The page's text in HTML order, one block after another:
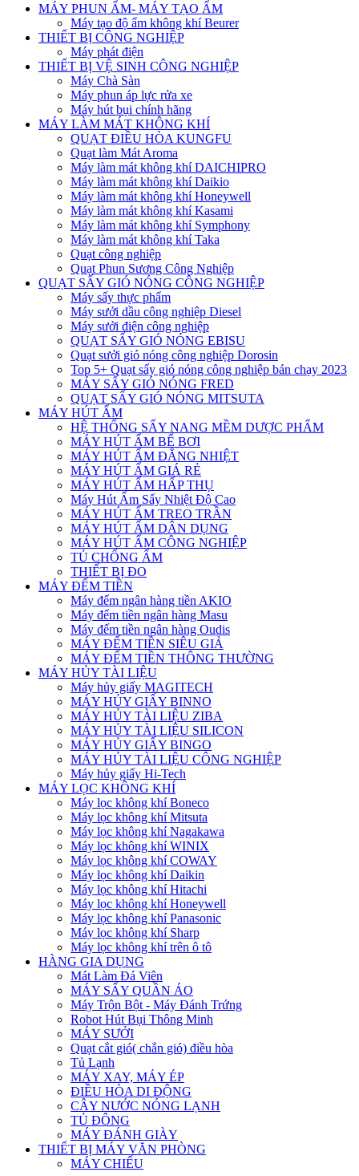
MÁY PHUN ẨM- MÁY TẠO ẨM
Máy tạo độ ẩm không khí Beurer
THIẾT BỊ CÔNG NGHIỆP
Máy phát điện
THIẾT BỊ VỆ SINH CÔNG NGHIỆP
Máy Chà Sàn
Máy phun áp lực rửa xe
Máy hút bụi chính hãng
MÁY LÀM MÁT KHÔNG KHÍ
QUẠT ĐIỀU HÒA KUNGFU
Quạt làm Mát Aroma
Máy làm mát không khí DAICHIPRO
Máy làm mát không khí Daikio
Máy làm mát không khí Honeywell
Máy làm mát không khí Kasami
Máy làm mát không khí Symphony
Máy làm mát không khí Taka
Quạt công nghiệp
Quạt Phun Sương Công Nghiệp
QUẠT SẤY GIÓ NÓNG CÔNG NGHIỆP
Máy sấy thực phẩm
Máy sưởi dầu công nghiệp Diesel
Máy sưởi điện công nghiệp
QUẠT SẤY GIÓ NÓNG EBISU
Quạt sưởi gió nóng công nghiệp Dorosin
Top 5+ Quạt sấy gió nóng công nghiệp bán chạy 2023
MÁY SẤY GIÓ NÓNG FRED
QUẠT SẤY GIÓ NÓNG MITSUTA
MÁY HÚT ẨM
HỆ THỐNG SẤY NANG MỀM DƯỢC PHẨM
MÁY HÚT ẨM BỂ BƠI
MÁY HÚT ẨM ĐẲNG NHIỆT
MÁY HÚT ẨM GIÁ RẺ
MÁY HÚT ẨM HẤP THỤ
Máy Hút Ẩm Sấy Nhiệt Độ Cao
MÁY HÚT ẨM TREO TRẦN
MÁY HÚT ẨM DÂN DỤNG
MÁY HÚT ẨM CÔNG NGHIỆP
TỦ CHỐNG ẨM
THIẾT BỊ ĐO
MÁY ĐẾM TIỀN
Máy đếm ngân hàng tiền AKIO
Máy đếm tiền ngân hàng Masu
Máy đếm tiền ngân hàng Oudis
MÁY ĐẾM TIỀN SIÊU GIẢ
MÁY ĐẾM TIỀN THÔNG THƯỜNG
MÁY HỦY TÀI LIỆU
Máy hủy giấy MAGITECH
MÁY HỦY GIẤY BINNO
MÁY HỦY TÀI LIỆU ZIBA
MÁY HỦY TÀI LIỆU SILICON
MÁY HỦY GIẤY BINGO
MÁY HỦY TÀI LIỆU CÔNG NGHIỆP
Máy hủy giấy Hi-Tech
MÁY LỌC KHÔNG KHÍ
Máy lọc không khí Boneco
Máy lọc không khí Mitsuta
Máy lọc không khí Nagakawa
Máy lọc không khí WINIX
Máy lọc không khí COWAY
Máy lọc không khí Daikin
Máy lọc không khí Hitachi
Máy lọc không khí Honeywell
Máy lọc không khí Panasonic
Máy lọc không khí Sharp
Máy lọc không khí trên ô tô
HÀNG GIA DỤNG
Mát Làm Đá Viên
MÁY SẤY QUẦN ÁO
Máy Trộn Bột - Máy Đánh Trứng
Robot Hút Bụi Thông Minh
MÁY SƯỞI
Quạt cắt gió( chắn gió) điều hòa
Tủ Lạnh
MÁY XAY, MÁY ÉP
ĐIỀU HÒA DI ĐỘNG
CÂY NƯỚC NÓNG LẠNH
TỦ ĐÔNG
MÁY ĐÁNH GIÀY
THIẾT BỊ MÁY VĂN PHÒNG
MÁY CHIẾU